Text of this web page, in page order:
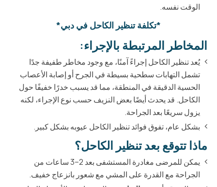
الوقت نفسه.
*تكلفة تنظير الكاحل في دبي*
المخاطر المرتبطة بالإجراء:
يُعد تنظير الكاحل إجراءً آمنًا، مع وجود مخاطر طفيفة جدًا
تشمل التهابات سطحية بسيطة في الجرح أو إصابة الأعصاب
الحسية الدقيقة في المنطقة، مما قد يسبب خدرًا خفيفًا حول
الكاحل. قد يحدث أيضًا بعض النزيف حسب نوع الإجراء، لكنه
يزول سريعًا بعد الجراحة.
بشكل عام، تفوق فوائد تنظير الكاحل عيوبه بشكل كبير.
ماذا تتوقع بعد تنظير الكاحل؟
يمكن للمرضى مغادرة المستشفى بعد 2–3 ساعات من
الجراحة مع القدرة على المشي مع شعور بانزعاج خفيف.